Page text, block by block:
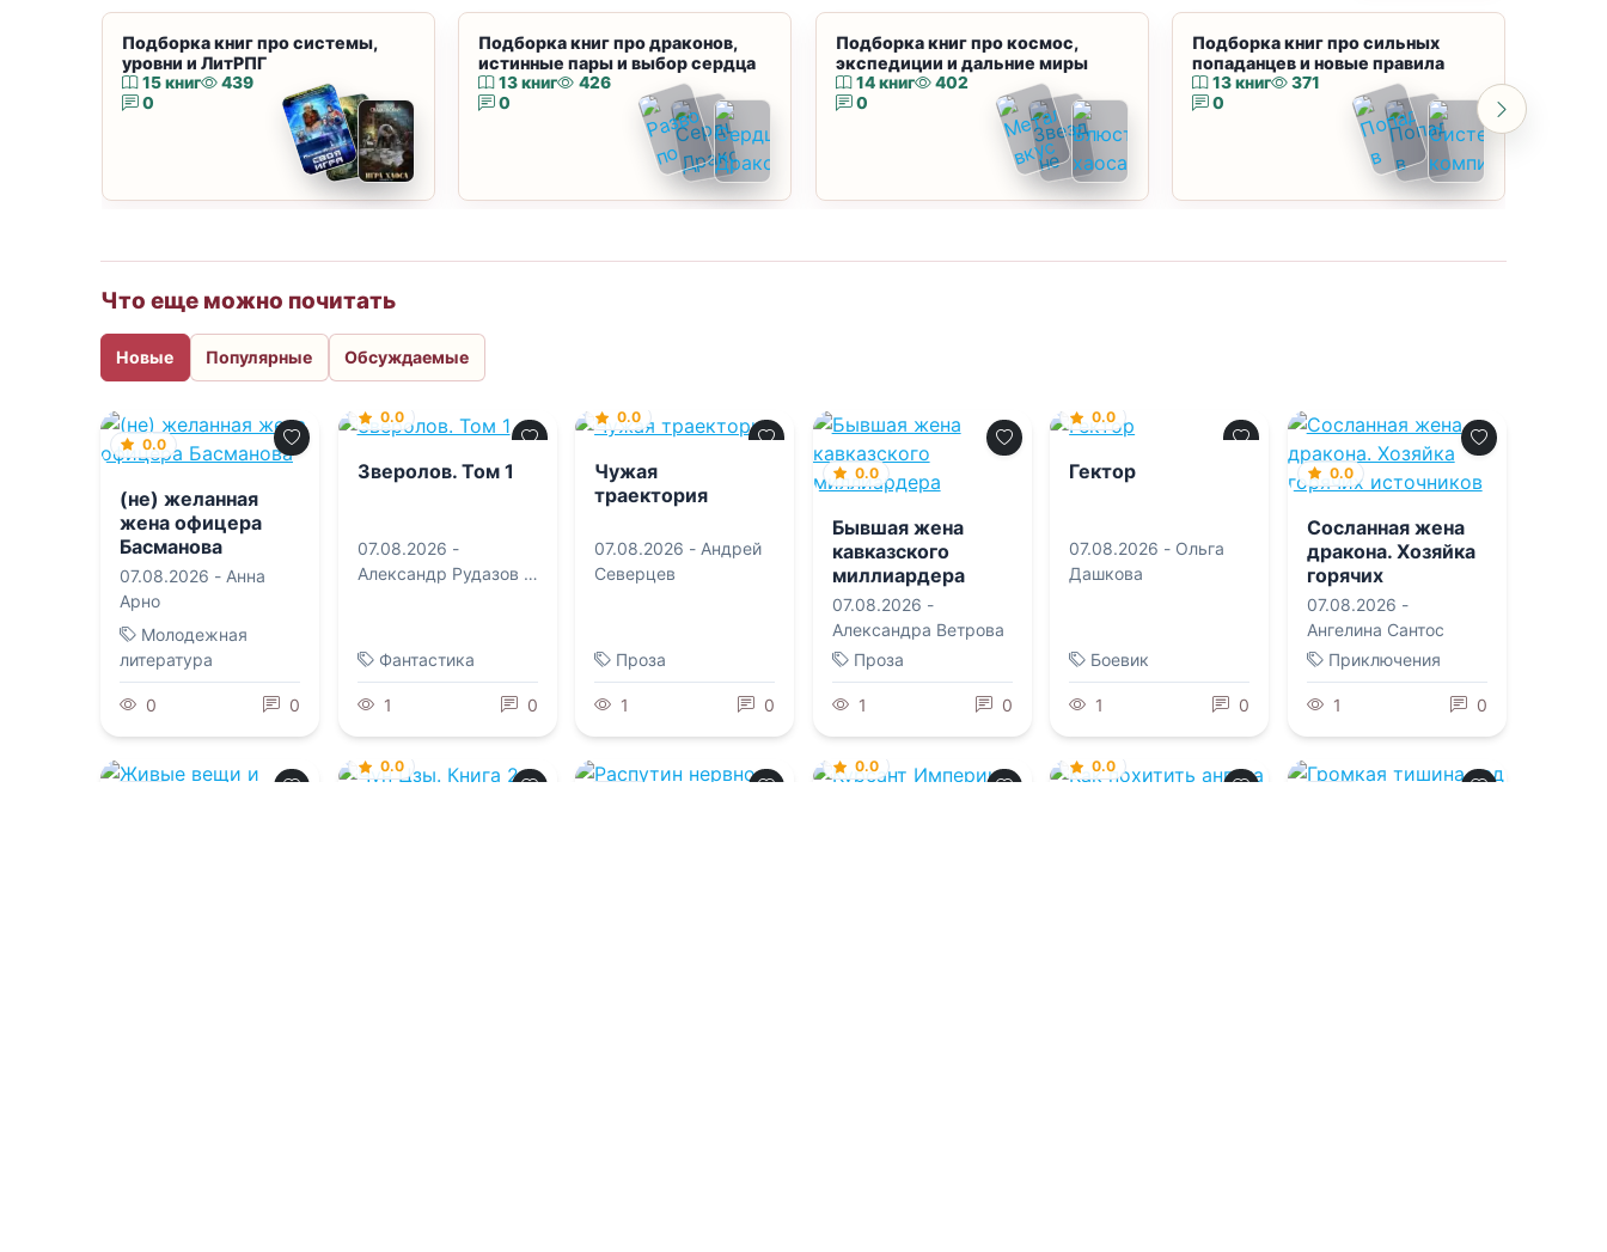
Подборка книг про системы,
уровни и ЛитРПГ
15 книг
439
0
Подборка книг про драконов,
истинные пары и выбор сердца
13 книг
426
0
Подборка книг про космос,
экспедиции и дальние миры
14 книг
402
0
Подборка книг про сильных
попаданцев и новые правила
13 книг
371
0
Что еще можно почитать
Новые Популярные Обсуждаемые
0.0
(не) желанная
жена офицера
Басманова
07.08.2026 - Анна
Арно
Молодежная
литература
0 0
0.0
Зверолов. Том 1
07.08.2026 -
Александр Рудазов ,
Фантастика
1 0
0.0
Чужая
траектория
07.08.2026 - Андрей
Северцев
Проза
1 0
0.0
Бывшая жена
кавказского
миллиардера
07.08.2026 -
Александра Ветрова
Проза
1 0
0.0
Гектор
07.08.2026 - Ольга
Дашкова
Боевик
1 0
0.0
Сосланная жена
дракона. Хозяйка
горячих
источников
07.08.2026 -
Ангелина Сантос
Приключения
1 0
0.0 0.0 0.0